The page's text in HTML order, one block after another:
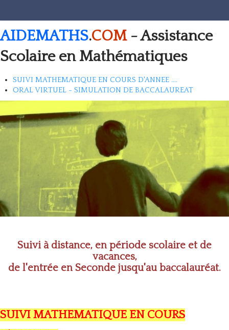
AIDEMATHS.COM- Assistance
Scolaire en Mathématiques
SUIVI MATHEMATIQUE EN COURS D'ANNEE ....
ORAL VIRTUEL - SIMULATION DE BACCALAUREAT
Suivi à distance, en période scolaire et de
vacances,
de l'entrée en Seconde jusqu'au baccalauréat.
SUIVI MATHEMATIQUE EN COURS